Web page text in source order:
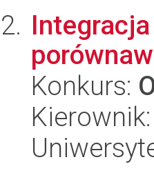
Konkurs: